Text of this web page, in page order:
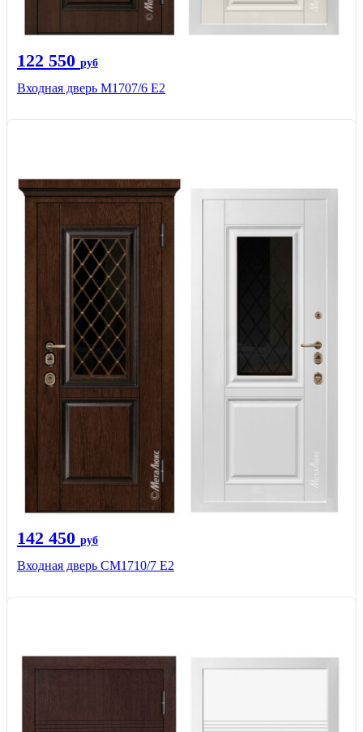
122 550 руб
Входная дверь М1707/6 E2
142 450 руб
Входная дверь CМ1710/7 Е2